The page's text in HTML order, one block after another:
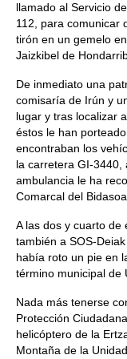
llamado al Servicio
112, para comunicar
tirón en un gemelo
Jaizkibel de
De inmediato una
comisaría de Irún y
lugar y tras localizar
éstos le han
encontraban los
la carretera GI-3440,
ambulancia le ha
Comarcal del Bidasoa.
A las dos y cuarto de
también a SOS-
había roto un pie en
término municipal de
Nada más tenerse
Protección
helicóptero de la
Montaña de la